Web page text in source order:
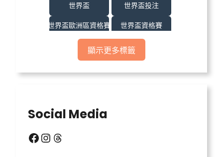
世界盃
世界盃投注
世界盃歐洲區資格賽
世界盃資格賽
世界盃足球
世界盃運彩
顯示更多標籤
Social Media
Facebook Instagram Threads